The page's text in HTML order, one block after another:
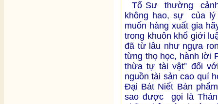
Tổ Sư thường cảnh
không hao, sự của
muốn hàng xuất gia
trong khuôn khổ giới
đã từ lâu như ngựa
từng thọ học, hành lời
thừa tự tài vật” đối
nguồn tài sản cao quí
Đại Bát Niết Bàn
sao được gọi là